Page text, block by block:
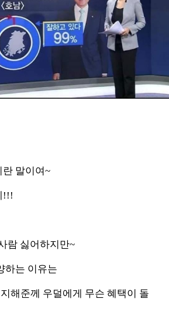
란 말이여~
!!!
람 싫어하지만~
하는 이유는
해준께 우덜에게 무슨 혜택이 돌